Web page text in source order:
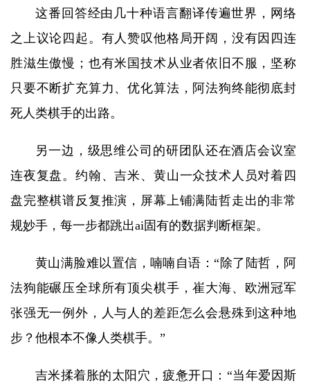
这番回答经由几十种语言翻译传遍世界，网络
之上议论四起。有人赞叹他格局开阔，没有因四连
胜滋生傲慢；也有米国技术从业者依旧不服，坚称
只要不断扩充算力、优化算法，阿法狗终能彻底封
死人类棋手的出路。
另一边，级思维公司的研团队还在酒店会议室
连夜复盘。约翰、吉米、黄山一众技术人员对着四
盘完整棋谱反复推演，屏幕上铺满陆哲走出的非常
规妙手，每一步都跳出ai固有的数据判断框架。
黄山满脸难以置信，喃喃自语：“除了陆哲，阿
法狗能碾压全球所有顶尖棋手，崔大海、欧洲冠军
张强无一例外，人与人的差距怎么会悬殊到这种地
步？他根本不像人类棋手。”
吉米揉着胀的太阳穴，疲惫开口：“当年爱因斯